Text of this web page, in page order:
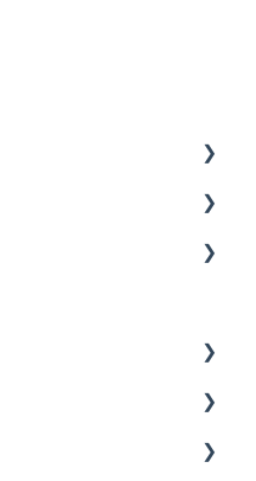
Shore Pay